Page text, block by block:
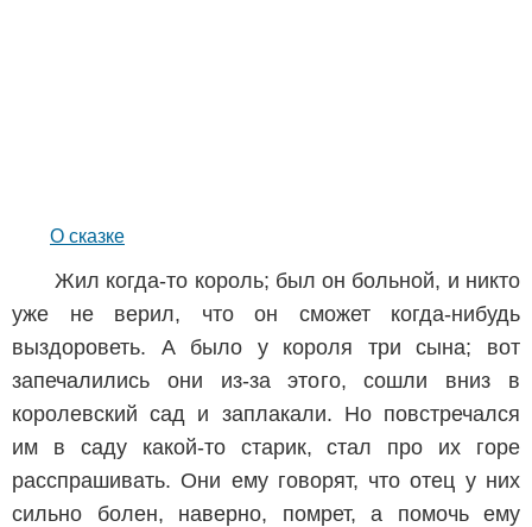
О сказке
Жил когда-то король; был он больной, и никто
уже не верил, что он сможет когда-нибудь
выздороветь. А было у короля три сына; вот
запечалились они из-за этого, сошли вниз в
королевский сад и заплакали. Но повстречался
им в саду какой-то старик, стал про их горе
расспрашивать. Они ему говорят, что отец у них
сильно болен, наверно, помрет, а помочь ему